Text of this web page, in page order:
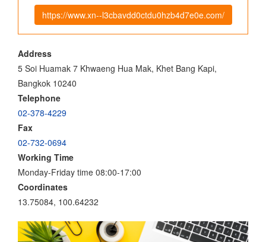
https://www.xn--l3cbavdd0ctdu0hzb4d7e0e.com/
Address
5 Soi Huamak 7 Khwaeng Hua Mak, Khet Bang Kapi,
Bangkok 10240
Telephone
02-378-4229
Fax
02-732-0694
Working Time
Monday-Friday time 08:00-17:00
Coordinates
13.75084, 100.64232